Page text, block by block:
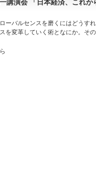
講演会 「日本経済、これか
ーバルセンスを磨くにはどうす
を変革していく術となにか。そ